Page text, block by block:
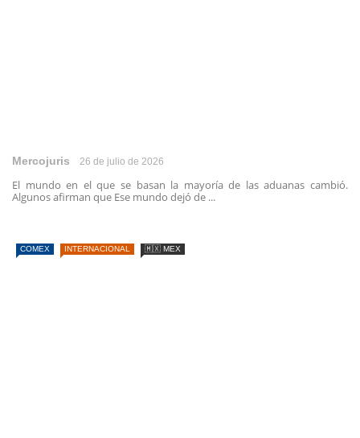
Mercojuris 26 de julio de 2026
El mundo en el que se basan la mayoría de las aduanas cambió.
Algunos afirman que Ese mundo dejó de ...
COMEX INTERNACIONAL 🇲🇽 MEX